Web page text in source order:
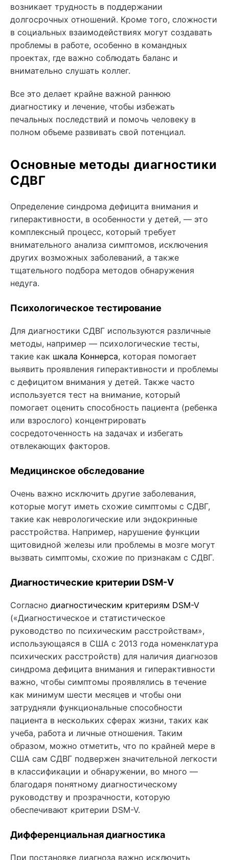
возникает трудность в поддержании
долгосрочных отношений. Кроме того, сложности
в социальных взаимодействиях могут создавать
проблемы в работе, особенно в командных
проектах, где важно соблюдать баланс и
внимательно слушать коллег.
Все это делает крайне важной раннюю
диагностику и лечение, чтобы избежать
печальных последствий и помочь человеку в
полном объеме развивать свой потенциал.
Основные методы диагностики
СДВГ
Определение синдрома дефицита внимания и
гиперактивности, в особенности у детей, — это
комплексный процесс, который требует
внимательного анализа симптомов, исключения
других возможных заболеваний, а также
тщательного подбора методов обнаружения
недуга.
Психологическое тестирование
Для диагностики СДВГ используются различные
методы, например — психологические тесты,
такие как шкала Коннерса, которая помогает
выявить проявления гиперактивности и проблемы
с дефицитом внимания у детей. Также часто
используется тест на внимание, который
помогает оценить способность пациента (ребенка
или взрослого) концентрировать
сосредоточенность на задачах и избегать
отвлекающих факторов.
Медицинское обследование
Очень важно исключить другие заболевания,
которые могут иметь схожие симптомы с СДВГ,
такие как неврологические или эндокринные
расстройства. Например, нарушение функции
щитовидной железы или проблемы в мозге могут
вызвать симптомы, схожие по признакам с СДВГ.
Диагностические критерии DSM-V
Согласно диагностическим критериям DSM-V
(«Диагностическое и статистическое
руководство по психическим расстройствам»,
использующаяся в США с 2013 года номенклатура
психических расстройств) для наличия диагнозов
синдрома дефицита внимания и гиперактивности
важно, чтобы симптомы проявлялись в течение
как минимум шести месяцев и чтобы они
затрудняли функциональные способности
пациента в нескольких сферах жизни, таких как
учеба, работа и личные отношения. Таким
образом, можно отметить, что по крайней мере в
США сам СДВГ подвержен значительной легкости
в классификации и обнаружении, во много —
благодаря понятному диагностическому
руководству и прозрачности, которую
обеспечивают критерии DSM-V.
Дифференциальная диагностика
При постановке диагноза важно исключить